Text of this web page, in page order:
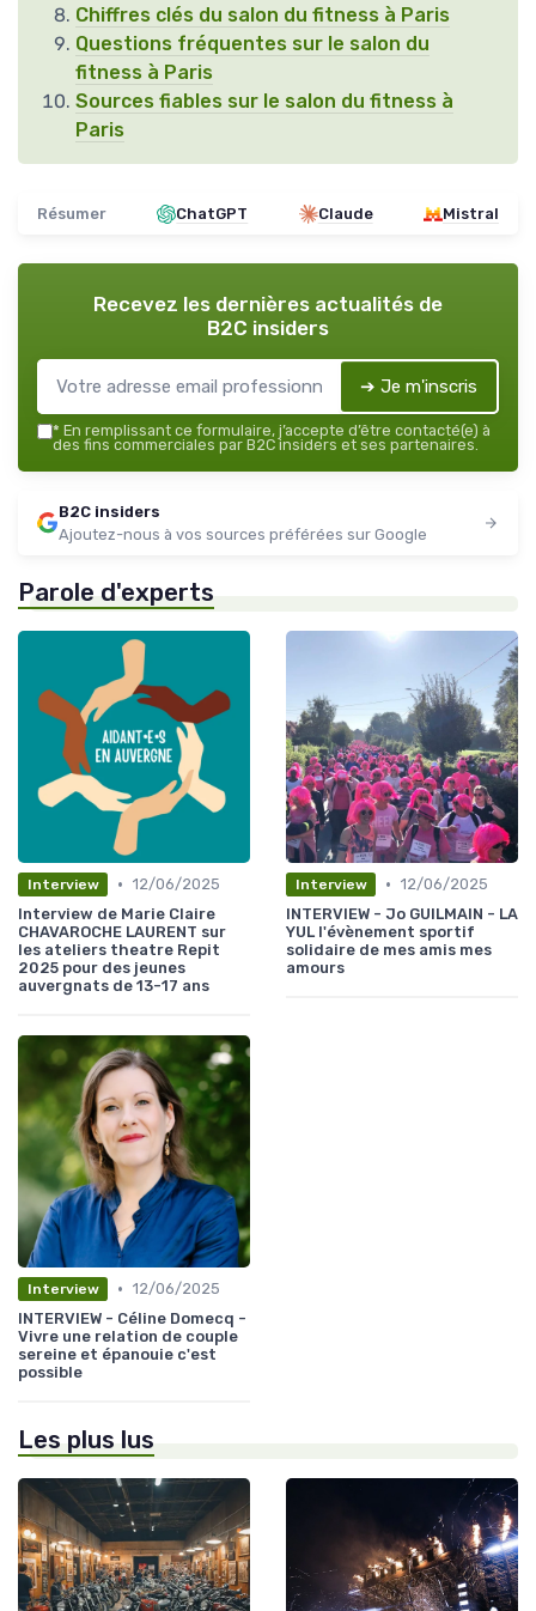
Chiffres clés du salon du fitness à Paris
Questions fréquentes sur le salon du
fitness à Paris
Sources fiables sur le salon du fitness à
Paris
Résumer ChatGPT Claude Mistral
Recevez les dernières actualités de
B2C insiders
➔ Je m'inscris
* En remplissant ce formulaire, j’accepte d’être contacté(e) à
des fins commerciales par B2C insiders et ses partenaires.
B2C insiders
Ajoutez-nous à vos sources préférées sur Google
Parole d'experts
Interview • 12/06/2025
Interview de Marie Claire
CHAVAROCHE LAURENT sur
les ateliers theatre Repit
2025 pour des jeunes
auvergnats de 13-17 ans
Interview • 12/06/2025
INTERVIEW - Jo GUILMAIN - LA
YUL l'évènement sportif
solidaire de mes amis mes
amours
Interview • 12/06/2025
INTERVIEW - Céline Domecq -
Vivre une relation de couple
sereine et épanouie c'est
possible
Les plus lus